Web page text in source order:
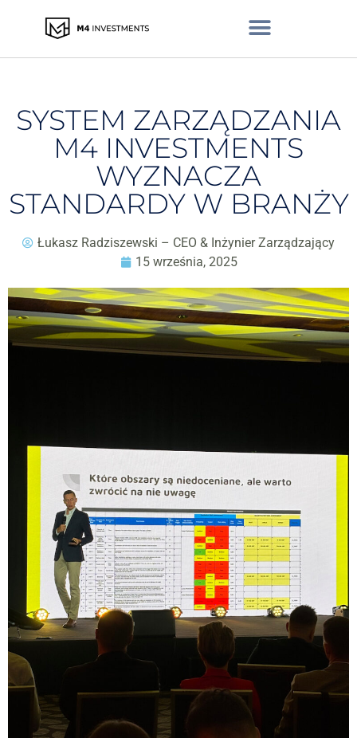
SYSTEM ZARZĄDZANIA
M4 INVESTMENTS
WYZNACZA
STANDARDY W BRANŻY
Łukasz Radziszewski – CEO & Inżynier Zarządzający
15 września, 2025